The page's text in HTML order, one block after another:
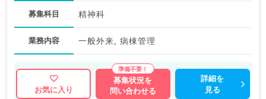
募集科目 精神科
業務内容 一般外来, 病棟管理
お気に入り
募集状況を
問い合わせる
詳細を
見る